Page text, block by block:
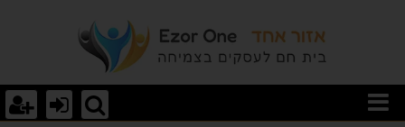
פרטי כרטיס העסק קורסים